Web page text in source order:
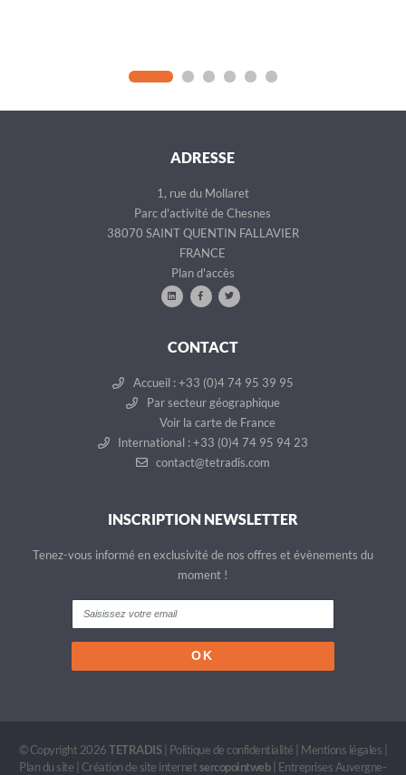
ADRESSE
1, rue du Mollaret
Parc d'activité de Chesnes
38070 SAINT QUENTIN FALLAVIER
FRANCE
Plan d'accès
CONTACT
Accueil : +33 (0)4 74 95 39 95
Par secteur géographique
Voir la carte de France
International : +33 (0)4 74 95 94 23
contact@tetradis.com
INSCRIPTION NEWSLETTER
Tenez-vous informé en exclusivité de nos offres et évènements du
moment !
© Copyright 2026TETRADIS| Politique de confidentialité Mentions légales
Plan du site
Création de site internet sercopointweb| Entreprises Auvergne-